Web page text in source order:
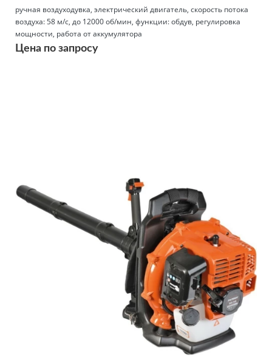
ручная воздуходувка, электрический двигатель, скорость потока
воздуха: 58 м/с, до 12000 об/мин, функции: обдув, регулировка
мощности, работа от аккумулятора
Цена по запросу